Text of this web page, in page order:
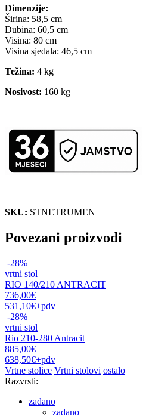
Dimenzije:
Širina: 58,5 cm
Dubina: 60,5 cm
Visina: 80 cm
Visina sjedala: 46,5 cm
Težina: 4 kg
Nosivost: 160 kg
SKU: STNETRUMEN
Povezani proizvodi
-28%
vrtni stol
RIO 140/210 ANTRACIT
736,00€
531,10€+pdv
-28%
vrtni stol
Rio 210-280 Antracit
885,00€
638,50€+pdv
Vrtne stolice Vrtni stolovi ostalo
Razvrsti:
zadano
zadano